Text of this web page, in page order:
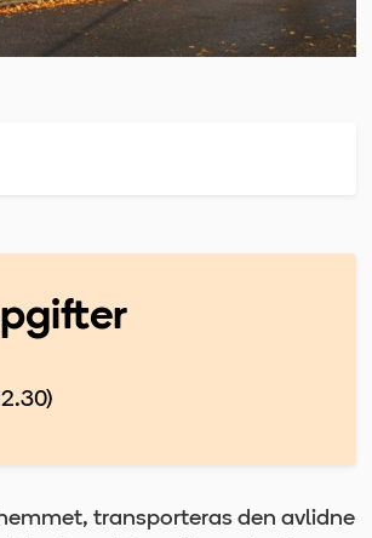
transporteras den avlidne